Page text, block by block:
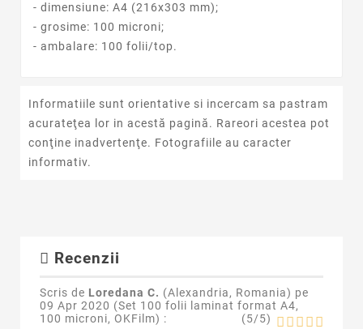
- dimensiune: A4 (216x303 mm);
- grosime: 100 microni;
- ambalare: 100 folii/top.
Informatiile sunt orientative si incercam sa pastram
acurateţea lor in acestă pagină. Rareori acestea pot
conţine inadvertenţe. Fotografiile au caracter
informativ.
Recenzii
Scris de Loredana C. (Alexandria, Romania) pe
09 Apr 2020 (Set 100 folii laminat format A4,
100 microni, OKFilm) : (5/5)